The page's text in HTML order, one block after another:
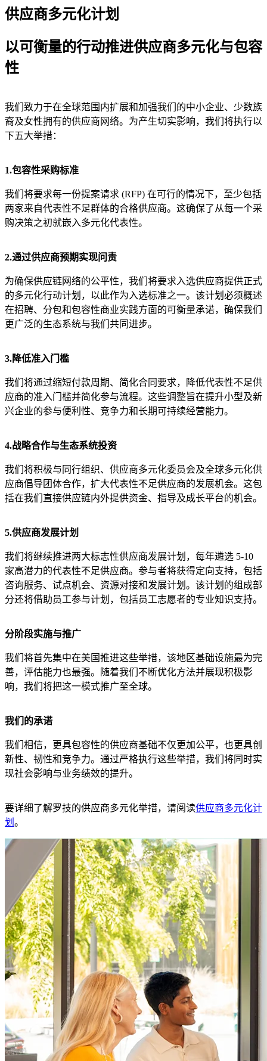
供应商多元化计划
以可衡量的行动推进供应商多元化与包容
性
我们致力于在全球范围内扩展和加强我们的中小企业、少数族
裔及女性拥有的供应商网络。为产生切实影响，我们将执行以
下五大举措：
1.包容性采购标准
我们将要求每一份提案请求 (RFP) 在可行的情况下，至少包括
两家来自代表性不足群体的合格供应商。这确保了从每一个采
购决策之初就嵌入多元化代表性。
2.通过供应商预期实现问责
为确保供应链网络的公平性，我们将要求入选供应商提供正式
的多元化行动计划，以此作为入选标准之一。该计划必须概述
在招聘、分包和包容性商业实践方面的可衡量承诺，确保我们
更广泛的生态系统与我们共同进步。
3.降低准入门槛
我们将通过缩短付款周期、简化合同要求，降低代表性不足供
应商的准入门槛并简化参与流程。这些调整旨在提升小型及新
兴企业的参与便利性、竞争力和长期可持续经营能力。
4.战略合作与生态系统投资
我们将积极与同行组织、供应商多元化委员会及全球多元化供
应商倡导团体合作，扩大代表性不足供应商的发展机会。这包
括在我们直接供应链内外提供资金、指导及成长平台的机会。
5.供应商发展计划
我们将继续推进两大标志性供应商发展计划，每年遴选 5-10
家高潜力的代表性不足供应商。参与者将获得定向支持，包括
咨询服务、试点机会、资源对接和发展计划。该计划的组成部
分还将借助员工参与计划，包括员工志愿者的专业知识支持。
分阶段实施与推广
我们将首先集中在美国推进这些举措，该地区基础设施最为完
善，评估能力也最强。随着我们不断优化方法并展现积极影
响，我们将把这一模式推广至全球。
我们的承诺
我们相信，更具包容性的供应商基础不仅更加公平，也更具创
新性、韧性和竞争力。通过严格执行这些举措，我们将同时实
现社会影响与业务绩效的提升。
要详细了解罗技的供应商多元化举措，请阅读供应商多元化计
划 。